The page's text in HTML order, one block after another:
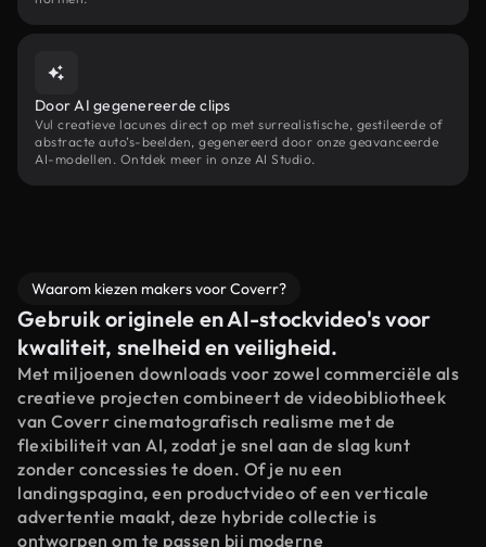
Door AI gegenereerde clips
Vul creatieve lacunes direct op met surrealistische, gestileerde of
abstracte auto’s-beelden, gegenereerd door onze geavanceerde
AI-modellen. Ontdek meer in onze AI Studio.
Waarom kiezen makers voor Coverr?
Gebruik originele en AI-stockvideo's voor
kwaliteit, snelheid en veiligheid.
Met miljoenen downloads voor zowel commerciële als
creatieve projecten combineert de videobibliotheek
van Coverr cinematografisch realisme met de
flexibiliteit van AI, zodat je snel aan de slag kunt
zonder concessies te doen. Of je nu een
landingspagina, een productvideo of een verticale
advertentie maakt, deze hybride collectie is
ontworpen om te passen bij moderne